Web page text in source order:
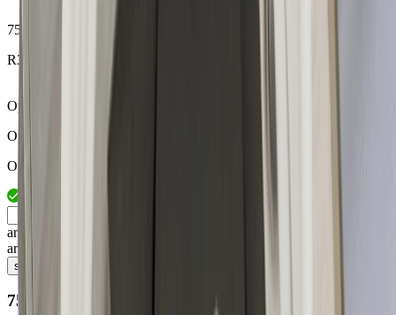
75.00206.00
R32-Plexiglasabdeckung 552mm
Opal
Opal
Opal
arrow_drop_up
arrow_drop_down
shopping_cart
75.00206.00